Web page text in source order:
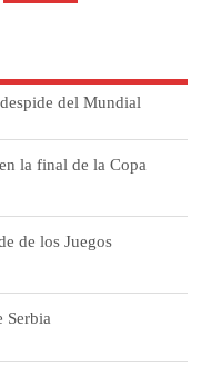
del Mundial
la final de la Copa
de los Juegos
Serbia